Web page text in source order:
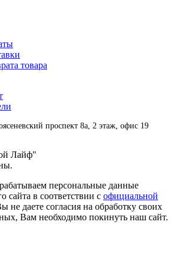
товара
проспект 8а, 2 этаж, офис 19
Лайф"
персональные данные
сайта в соответствии с официальной
не даете согласия на обработку своих
Вам необходимо покинуть наш сайт.